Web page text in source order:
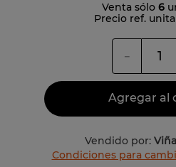
Venta sólo 6
Precio ref.
－
Agregar al
Vendido por:
Condiciones para